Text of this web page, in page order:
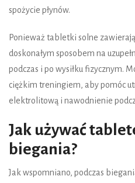
spożycie płynów.
Ponieważ tabletki solne
doskonałym sposobem na
podczas i po wysiłku fizycznym.
ciężkim treningiem, aby pomóc
elektrolitową i nawodnienie
Jak używać
biegania?
Jak wspomniano, podczas